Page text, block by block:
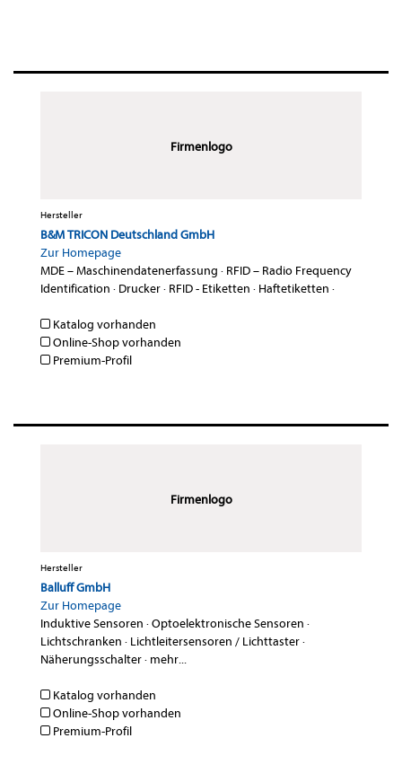
Firmenlogo
Hersteller
B&M TRICON Deutschland GmbH
Zur Homepage
MDE – Maschinendatenerfassung · RFID – Radio Frequency
Identification · Drucker· RFID - Etiketten · Haftetiketten ·
Katalog vorhanden
Online-Shop vorhanden
Premium-Profil
Firmenlogo
Hersteller
Balluff GmbH
Zur Homepage
Induktive Sensoren ·Optoelektronische Sensoren ·
Lichtschranken · Lichtleitersensoren / Lichttaster·
Näherungsschalter· mehr...
Katalog vorhanden
Online-Shop vorhanden
Premium-Profil